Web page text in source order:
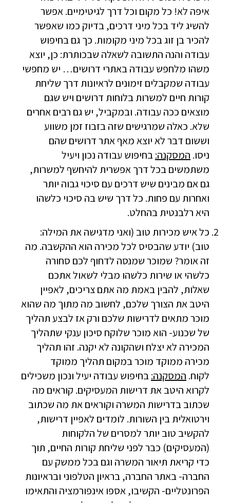
איפה לא! כל מקום וכל דרך לגיטימיים. אפשר
להשיג ליד בכל מיני דרכים, בדיוק כמו שאפשר
להכיר בן זוג בכל מיני מקומות. כך גם בחיפוש
עבודה והנה התשובה לשאלה שבכותרת: כן, יוצא
משהו מלחפש עבודה באתרי דרושים… יש מחפשי
עבודה שמקבלים זימונים לראיונות דרך שליחת
קורות חיים למשרות בלוחות דרושים ויש שגם
מוצאים ככה עבודה. ובמקביל, יש גם רבים אחרים
שלא. כאלה שמרגישים שזה בזבוז זמן משווע
וששום דבר לא יוצא מאף אתר דרושים שהם
ניסו. המסקנה:בחיפוש עבודה נכון ויעיל
משתמשים בכל דרך אפשרית להיחשף למשרות,
גם אם מבינים שיש דרכים עם סיכוי גבוה יותר
ואחרות עם פחות. כל דרך שיש בה סיכוי כלשהו
היא רלבנטית בהחלט.
כל איש מכירות טוב (ואני מדגישה את המילה:
טוב) יודע שהבסיס לכל מכירה הוא ההקשבה. מה
זה אומר? שמוכר שמנסה לדחוף לכם סחורה
כלשהי או שירות כלשהו מבלי לשאול אתכם
שאלות, להבין באמת מה אתם צריכים, לאפיין
היטב את הצורך שלכם, לחשוב מה מתוך מה שהוא
מוכר מתאים לדרישות שלכם ורק אז לבצע תהליך
של שכנוע- הוא מוכר שלוקח סיכון ענקי שתהליך
המכירה לא יצלח ושהקונה לא יקנה. זהו תהליך
מכירה ממוקד מוכר במקום תהליך ממוקד
לקוח. המסקנה:בחיפוש עבודה יעיל ונכון משכילים
לקרוא היטב את דרישות המעסיקים. קוראים מה
שכתוב בדרישות המשרה וקוראים את מה שכתוב
וירטואלית בין השורות. לומדים לאפיין דרישות,
להקשיב טוב יותר למסרים של הלקוחות
(המעסיקים) כבר לפני שליחת קורות החיים, תוך
כדי קריאת תיאור המשרה וגם בכל ממשק עם
החברה- באתר החברה, בראיון הטלפוני ובראיונות
הפרונטליים- הקשיבו, אספו אינפורמציה והתאימו